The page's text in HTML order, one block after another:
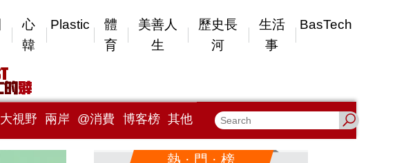
心
韓
Plastic
體
育
美善人
生
歷史長
河
生活
事
BasTech
大視野 兩岸 @消費 博客榜 其他
熱 · 門 · 榜